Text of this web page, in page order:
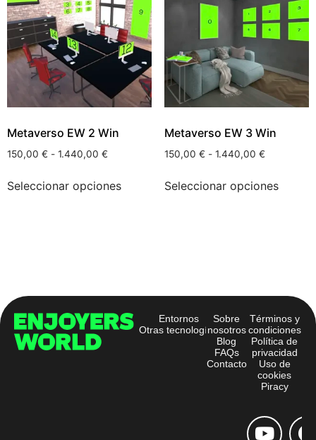
Metaverso EW 2 Win
150,00 € - 1.440,00 €
Seleccionar opciones
Metaverso EW 3 Win
150,00 € - 1.440,00 €
Seleccionar opciones
Entornos
Otras tecnologías
Sobre
nosotros
Blog
FAQs
Contacto
Términos y
condiciones
Política de
privacidad
Uso de
cookies
Piracy